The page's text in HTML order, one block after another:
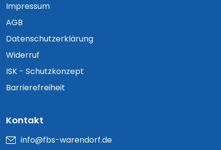
Impressum
AGB
Datenschutzerklärung
Widerruf
ISK - Schutzkonzept
Barrierefreiheit
Kontakt
info@fbs-warendorf.de